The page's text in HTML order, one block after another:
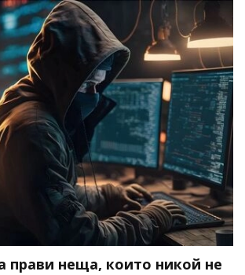
прави неща, които никой не